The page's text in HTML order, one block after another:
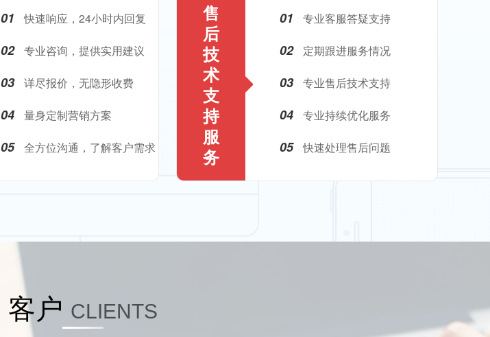
01 快速响应，24小时内回复
02 专业咨询，提供实用建议
03 详尽报价，无隐形收费
04 量身定制营销方案
05 全方位沟通，了解客户需求
售
后
技
术
支
持
服
务
01 专业客服答疑支持
02 定期跟进服务情况
03 专业售后技术支持
04 专业持续优化服务
05 快速处理售后问题
客户 CLIENTS